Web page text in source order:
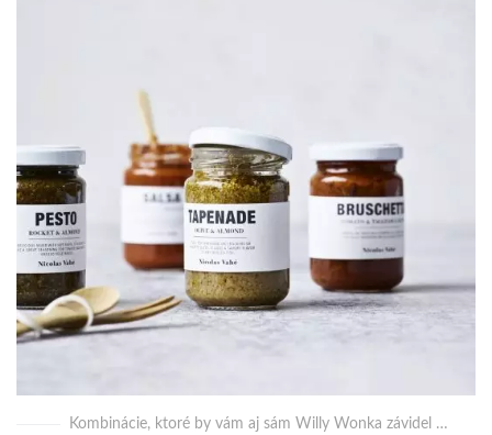
Kombinácie, ktoré by vám aj sám Willy Wonka závidel …